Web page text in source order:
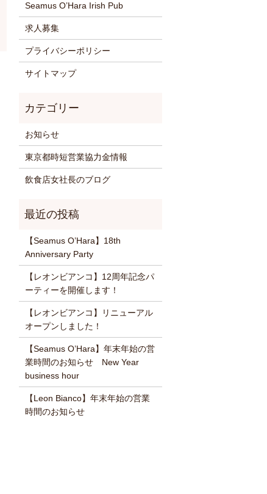
Seamus O’Hara Irish Pub
求人募集
プライバシーポリシー
サイトマップ
お知らせ
東京都時短営業協力金情報
飲食店女社長のブログ
【Seamus O’Hara】18th
Anniversary Party
【レオンビアンコ】12周年記念パ
ーティーを開催します！
【レオンビアンコ】リニューアル
オープンしました！
【Seamus O’Hara】年末年始の営
業時間のお知らせ New Year
business hour
【Leon Bianco】年末年始の営業
時間のお知らせ